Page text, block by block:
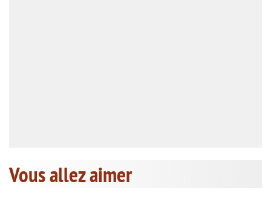
Vous allez aimer